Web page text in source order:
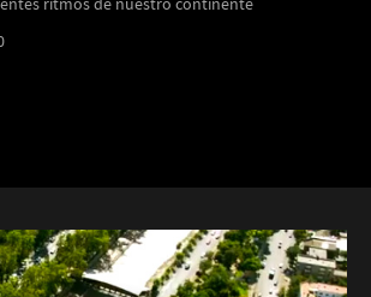
ritmos de nuestro continente